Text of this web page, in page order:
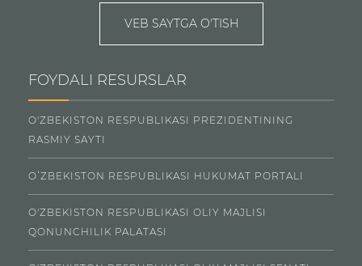
VEB SAYTGA O'TISH
FOYDALI RESURSLAR
O'ZBEKISTON RESPUBLIKASI PREZIDENTINING
RASMIY SAYTI
OʻZBEKISTON RESPUBLIKASI HUKUMAT PORTALI
O'ZBEKISTON RESPUBLIKASI OLIY MAJLISI
QONUNCHILIK PALATASI